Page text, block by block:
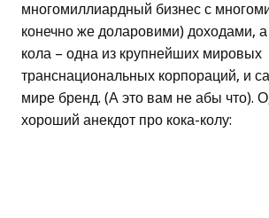
многомиллиардный бизнес с
конечно же доларовими) доходами,
кола – одна из крупнейших мировых
транснациональных корпораций, и
мире бренд. (А это вам не абы что).
хороший анекдот про кока-колу: